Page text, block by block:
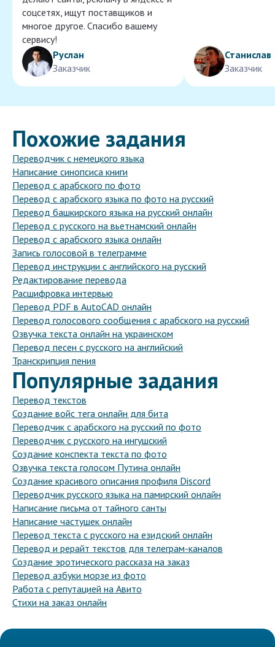
соцсетях, ищут поставщиков и
многое другое. Спасибо вашему
сервису!
Руслан
Заказчик
Станислав
Заказчик
Похожие задания
Переводчик с немецкого языка
Написание синопсиса книги
Перевод с арабского по фото
Перевод с арабского языка по фото на русский
Перевод башкирского языка на русский онлайн
Перевод с русского на вьетнамский онлайн
Перевод с арабского языка онлайн
Запись голосовой в телеграмме
Перевод инструкции с английского на русский
Редактирование перевода
Расшифровка интервью
Перевод PDF в AutoCAD онлайн
Перевод голосового сообщения с арабского на русский
Озвучка текста онлайн на украинском
Перевод песен с русского на английский
Транскрипция пения
Популярные задания
Перевод текстов
Создание войс тега онлайн для бита
Переводчик с арабского на русский по фото
Переводчик с русского на ингушский
Создание конспекта текста по фото
Озвучка текста голосом Путина онлайн
Создание красивого описания профиля Discord
Переводчик русского языка на памирский онлайн
Написание письма от тайного санты
Написание частушек онлайн
Перевод текста с русского на езидский онлайн
Перевод и рерайт текстов для телеграм-каналов
Создание эротического рассказа на заказ
Перевод азбуки морзе из фото
Работа с репутацией на Авито
Стихи на заказ онлайн